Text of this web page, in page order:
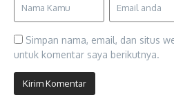
Simpan nama, email, dan situs
untuk komentar saya berikutnya.